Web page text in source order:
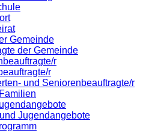
Gemeinde
der Gemeinde
r
r
und Seniorenbeauftragte/r
Jugendangebote